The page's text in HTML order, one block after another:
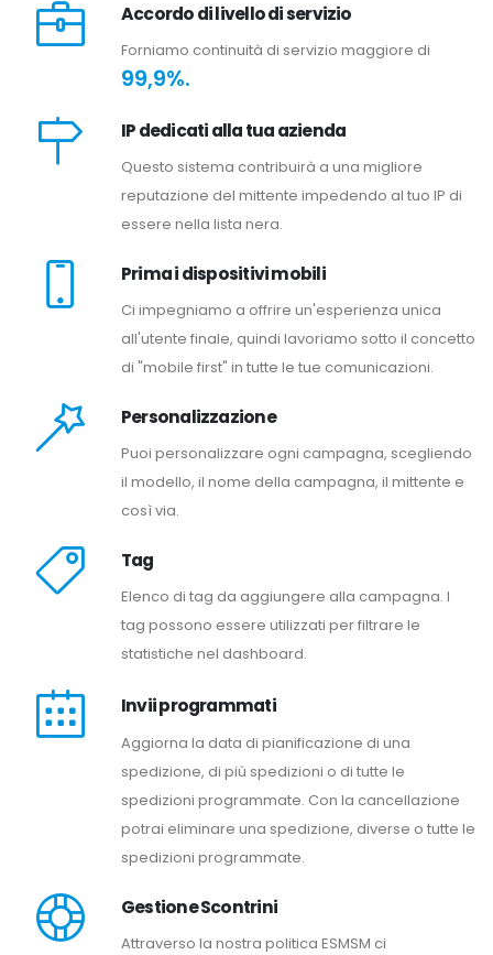
Accordo di livello di servizio
Forniamo continuità di servizio maggiore di
99,9%.
IP dedicati alla tua azienda
Questo sistema contribuirà a una migliore
reputazione del mittente impedendo al tuo IP di
essere nella lista nera.
Prima i dispositivi mobili
Ci impegniamo a offrire un'esperienza unica
all'utente finale, quindi lavoriamo sotto il concetto
di "mobile first" in tutte le tue comunicazioni.
Personalizzazione
Puoi personalizzare ogni campagna, scegliendo
il modello, il nome della campagna, il mittente e
così via.
Tag
Elenco di tag da aggiungere alla campagna. I
tag possono essere utilizzati per filtrare le
statistiche nel dashboard.
Invii programmati
Aggiorna la data di pianificazione di una
spedizione, di più spedizioni o di tutte le
spedizioni programmate. Con la cancellazione
potrai eliminare una spedizione, diverse o tutte le
spedizioni programmate.
Gestione Scontrini
Attraverso la nostra politica ESMSM ci